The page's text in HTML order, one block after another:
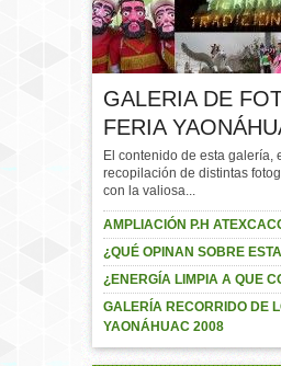
GALERIA DE
FERIA
El contenido de esta galería,
recopilación de distintas
con la valiosa...
AMPLIACIÓN P.H
¿QUÉ OPINAN SOBRE
¿ENERGÍA LIMPIA A QUE
GALERÍA RECORRIDO DE
YAONÁHUAC 2008